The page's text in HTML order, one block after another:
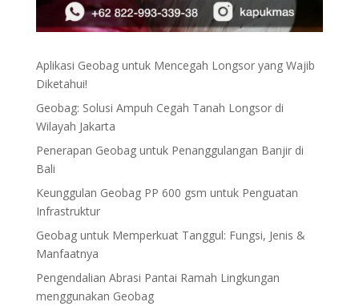
Aplikasi Geobag untuk Mencegah Longsor yang Wajib
Diketahui!
Geobag: Solusi Ampuh Cegah Tanah Longsor di
Wilayah Jakarta
Penerapan Geobag untuk Penanggulangan Banjir di
Bali
Keunggulan Geobag PP 600 gsm untuk Penguatan
Infrastruktur
Geobag untuk Memperkuat Tanggul: Fungsi, Jenis &
Manfaatnya
Pengendalian Abrasi Pantai Ramah Lingkungan
menggunakan Geobag